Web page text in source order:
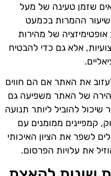
שזמן טעינה של מעל
שיעור ההמרות בכמעט
אופטימיזציה של מהירות
אלא גם כדי להבטיח
את האתר אם הם חווים
של האתר משפיעה גם
שיכול להוביל ליותר תנועה
קמפיינים ממומנים עם
לשפר את הציון האיכותי
את עלויות הפרסום.